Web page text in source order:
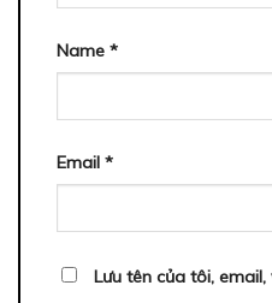
Name *
Email *
Lưu tên của tôi,